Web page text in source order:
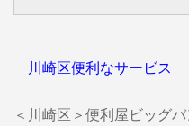
川崎区便利なサービス
＜川崎区＞便利屋ビッグ